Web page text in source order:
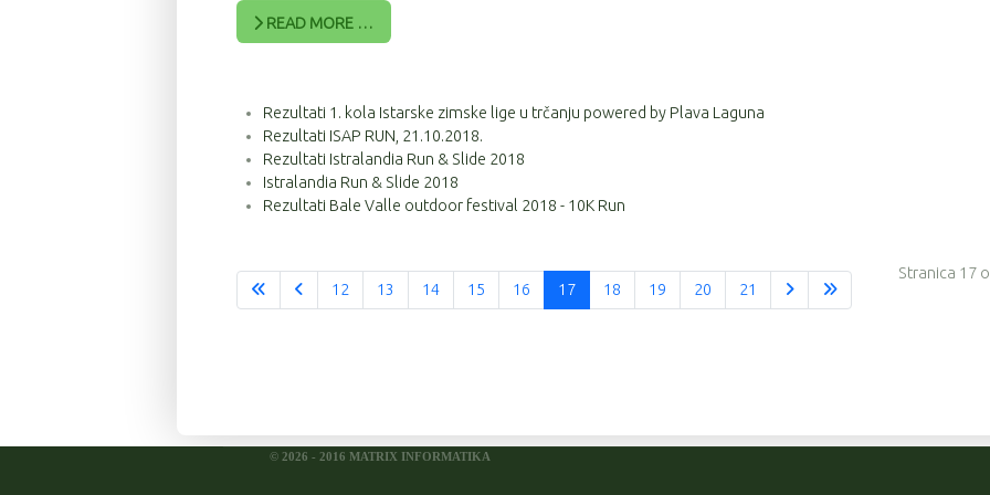
READ MORE …
Rezultati 1. kola Istarske zimske lige u trčanju powered by Plava Laguna
Rezultati ISAP RUN, 21.10.2018.
Rezultati Istralandia Run & Slide 2018
Istralandia Run & Slide 2018
Rezultati Bale Valle outdoor festival 2018 - 10K Run
Stranica 17
12
13 14 15 16 17 18 19 20 21
© 2026 - 2016 MATRIX INFORMATIKA